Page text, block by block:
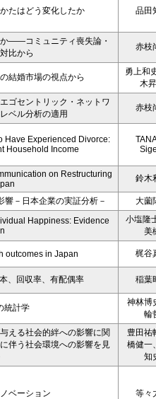
たはどう変化したか 品田
――コミュニティ喪失論・
比から
赤枝
結婚市場の視点から
勇上和
木
ゴセントリック・ネットワ
ベル分析の適用
赤枝
Have Experienced Divorce:
Household Income
on Restructuring
鈴木
－日本企業の実証分析－
大薗
Happiness: Evidence
小塩隆
美
outcomes in Japan 梶谷
、回収率、有配偶率 稲葉
統計学
神林博
輪
える社会的絆への影響に関
伴う社会環境への影響を見
豊田祐
橋健一
知
ベーション 等々